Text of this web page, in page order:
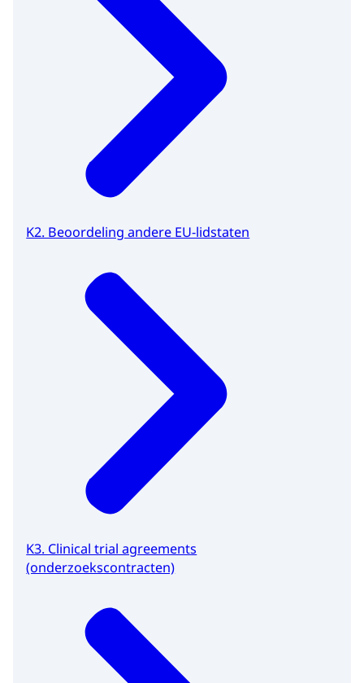
K2. Beoordeling andere EU-lidstaten
K3. Clinical trial agreements
(onderzoekscontracten)